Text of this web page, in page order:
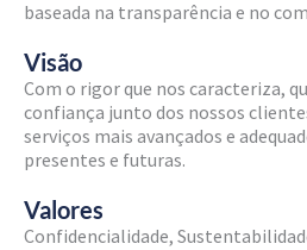
baseada na transparência e no
Visão
Com o rigor que nos caracteriza,
confiança junto dos nossos
serviços mais avançados e
presentes e futuras.
Valores
Confidencialidade,